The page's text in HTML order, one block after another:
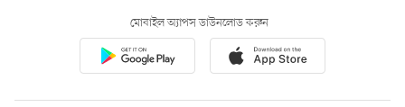
মোবাইল অ্যাপস ডাউনলোড করুন